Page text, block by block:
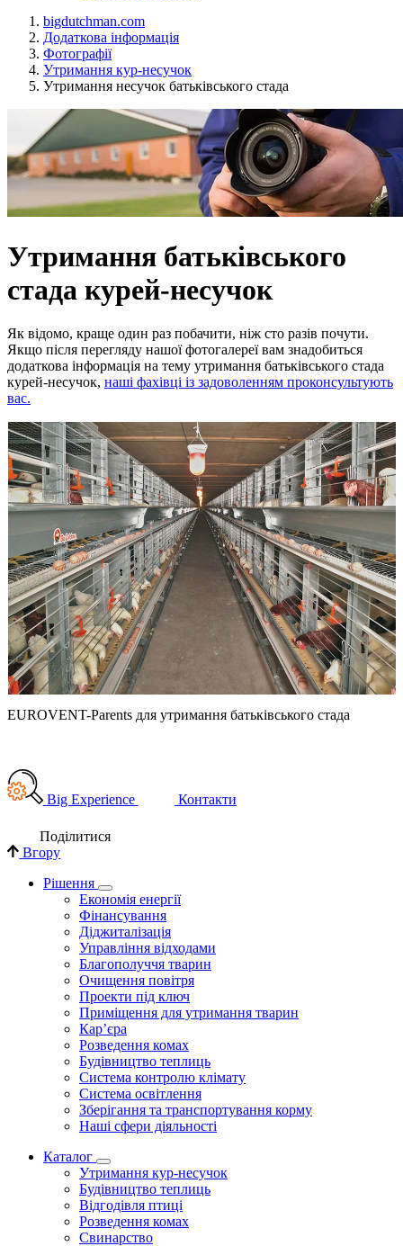
bigdutchman.com
Додаткова інформація
Фотографії
Утримання кур-несучок
Утримання несучок батьківського стада
Утримання батьківського
стада курей-несучок
Як відомо, краще один раз побачити, ніж сто разів почути.
Якщо після перегляду нашої фотогалереї вам знадобиться
додаткова інформація на тему утримання батьківського стада
курей-несучок, наші фахівці із задоволенням проконсультують
вас.
EUROVENT-Parents для утримання батьківського стада
Big Experience Контакти
Поділи­тися
Вгору
Рішення
Економія енергії
Фінансування
Діджиталізація
Управління відходами
Благополуччя тварин
Очищення повітря
Проекти під ключ
Приміщення для утримання тварин
Кар’єра
Розведення комах
Будівництво теплиць
Система контролю клімату
Система освітлення
Зберігання та транспортування корму
Наші сфери діяльності
Каталог
Утримання кур-несучок
Будівництво теплиць
Відгодівля птиці
Розведення комах
Свинарство